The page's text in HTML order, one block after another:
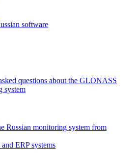
software
questions about the GLONASS
system
Russian monitoring system from
ERP systems